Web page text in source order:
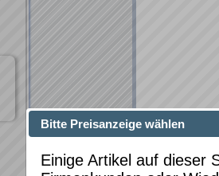
Bitte Preisanzeige wählen
Einige Artikel auf dieser